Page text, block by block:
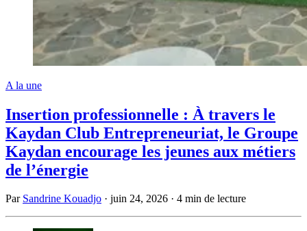
A la une
Insertion professionnelle : À travers le
Kaydan Club Entrepreneuriat, le Groupe
Kaydan encourage les jeunes aux métiers
de l’énergie
Par Sandrine Kouadjo · juin 24, 2026 · 4 min de lecture